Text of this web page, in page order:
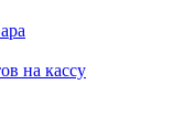
на кассу